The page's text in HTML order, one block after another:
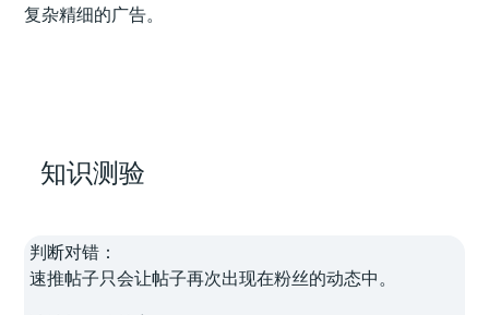
复杂精细的广告。
知识测验
判断对错：
速推帖子只会让帖子再次出现在粉丝的动态中。